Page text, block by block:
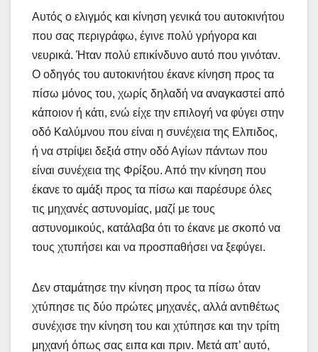
Αυτός ο ελιγμός και κίνηση γενικά του αυτοκινήτου
που σας περιγράφω, έγινε πολύ γρήγορα και
νευρικά. Ήταν πολύ επικίνδυνο αυτό που γινόταν.
Ο οδηγός του αυτοκινήτου έκανε κίνηση προς τα
πίσω μόνος του, χωρίς δηλαδή να αναγκαστεί από
κάποιον ή κάτι, ενώ είχε την επιλογή να φύγει στην
οδό Καλύμνου που είναι η συνέχεια της Ελπιδος,
ή να στρίψει δεξιά στην οδό Αγίων πάντων που
είναι συνέχεια της Φρίξου. Από την κίνηση που
έκανε το αμάξι προς τα πίσω και παρέσυρε όλες
τις μηχανές αστυνομίας, μαζί με τους
αστυνομικούς, κατάλαβα ότι το έκανε με σκοπό να
τους χτυπήσει και να προσπαθήσει να ξεφύγει.
Δεν σταμάτησε την κίνηση προς τα πίσω όταν
χτύπησε τις δύο πρώτες μηχανές, αλλά αντιθέτως
συνέχισε την κίνηση του και χτύπησε και την τρίτη
μηχανή όπως σας ειπα και πριν. Μετά απ’ αυτό,